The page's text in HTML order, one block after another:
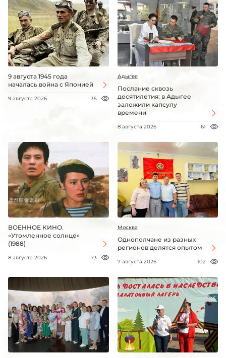
9 августа 1945 года
началась война с Японией
9 августа 2026 35
Адыгея
Послание сквозь
десятилетия: в Адыгее
заложили капсулу
времени
8 августа 2026 61
ВОЕННОЕ КИНО.
«Утомленное солнце»
(1988)
8 августа 2026 73
Москва
Однополчане из разных
регионов делятся опытом
7 августа 2026 102